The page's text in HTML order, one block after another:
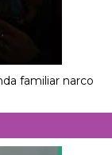
familiar narco